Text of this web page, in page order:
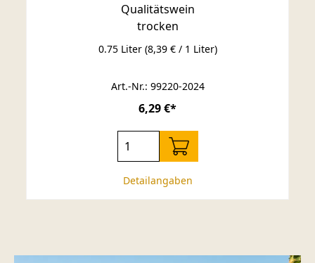
trocken
Qualitätswein
0.75 Liter (8,39 € / 1 Liter)
Art.-Nr.: 99220-2024
6,29 €*
Detailangaben